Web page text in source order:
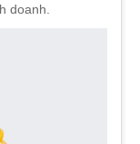
doanh.